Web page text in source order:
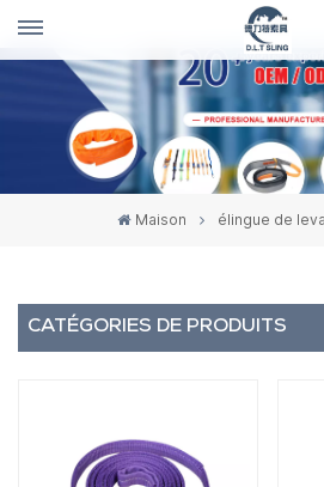
Maison élingue de
CATÉGORIES DE PRODUITS